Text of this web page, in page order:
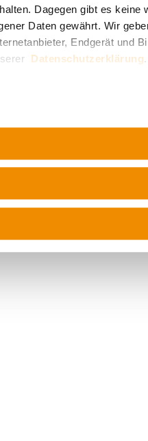
Dagegen gibt es
Daten gewährt. Wir
Endgerät und
Datenschutzerklärung.